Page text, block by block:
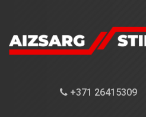
+371 26415309
AIZSARGSTIEŅU
APRĪKOJUMA